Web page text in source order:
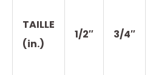
TAILLE
(in.)
1/2″ 3/4″